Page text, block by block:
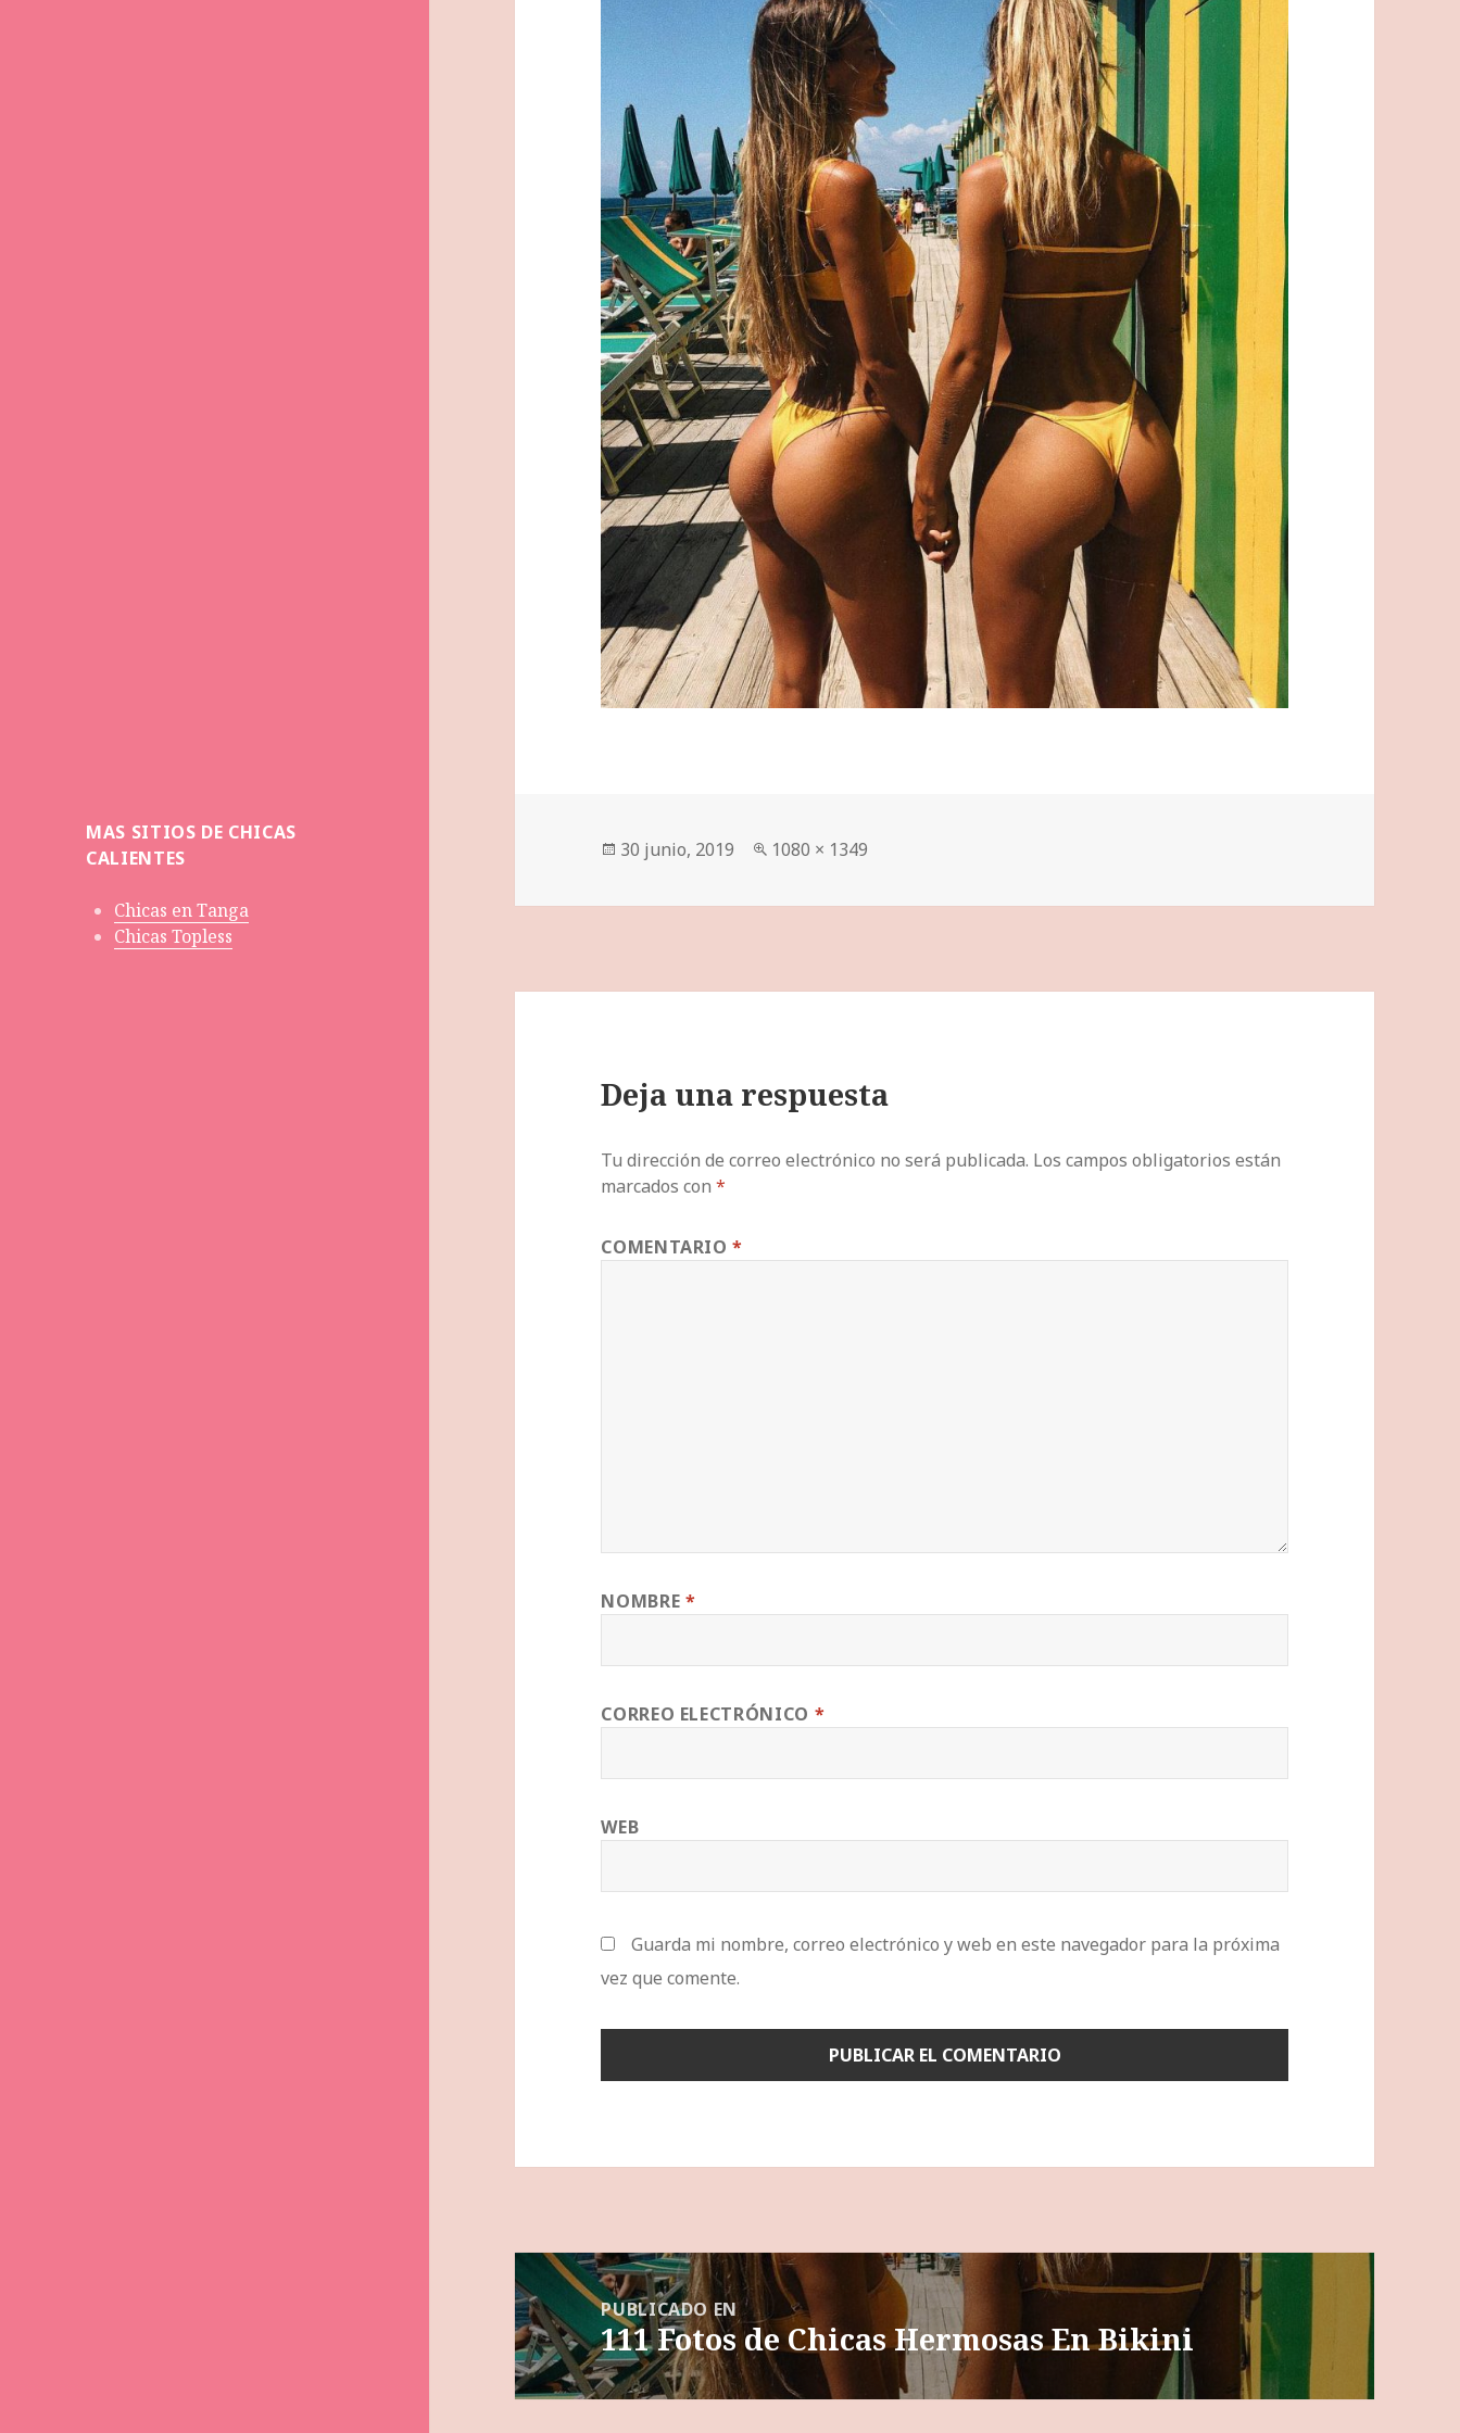
MAS SITIOS DE CHICAS
CALIENTES
Chicas en Tanga
Chicas Topless
Publicado
30 junio, 2019
Tamaño
1080 × 1349
Deja una respuesta
Tu dirección de correo electrónico no será publicada. Los campos obligatorios están
marcados con*
COMENTARIO*
NOMBRE *
CORREO ELECTRÓNICO *
WEB
Guarda mi nombre, correo electrónico y web en este navegador para la próxima
vez que comente.
Navegación
de
entradas
PUBLICADO EN
111 Fotos de Chicas Hermosas En Bikini